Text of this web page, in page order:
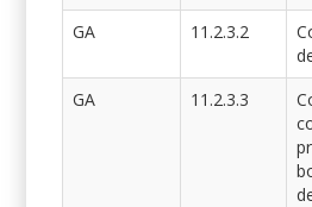
GA
11.2.3.2
GA
11.2.3.3